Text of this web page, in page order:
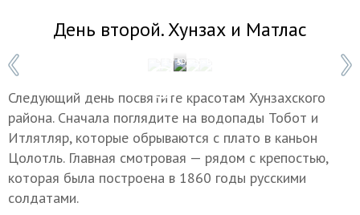
День второй. Хунзах и Матлас
Фото: Валерий Шарифулин/ТАСС
1 / 5
Следующий день посвятите красотам Хунзахского
района. Сначала поглядите на водопады Тобот и
Итлятляр, которые обрываются с плато в каньон
Цолотль. Главная смотровая — рядом с крепостью,
которая была построена в 1860 годы русскими
солдатами.